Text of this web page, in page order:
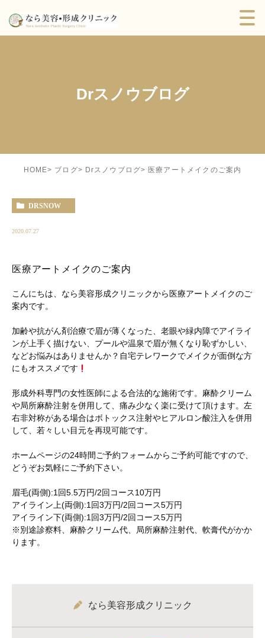
Drスノウブログ
HOME ブログ Drスノウブログ 医療アートメイクのご案内
DRSNOW
2020.07.27
医療アートメイクのご案内
こんにちは、なら美容形成クリニックから医療アートメイクのご
案内です。
加齢や抗がん剤治療で眉が薄くなった、老眼や緑内障でアイライ
ンが上手く描けない、プールや温泉で眉が無くなり恥ずかしい、
などお悩みはありませんか？自宅テレワークでメイクが面倒な方
にもオススメです
形成外科専門の女性医師による合法的な施術です。麻酔クリーム
や局所麻酔注射を併用して、痛み少なく楽に受けて頂けます。左
右非対称がある場合はボトックス注射やヒアルロン酸注入を併用
して、若々しい目元を再現可能です。
ホームページの24時間ご予約フォームからご予約可能ですので、
どうぞお気軽にご予約下さい。
眉毛(両側):1回5.5万円/2回コース10万円
アイライン上(両側):1回3万円/2回コース5万円
アイライン下(両側):1回3万円/2回コース5万円
※別途診察料、麻酔クリーム代、局所麻酔注射代、軟膏代がかか
ります。
なら美容形成クリニック